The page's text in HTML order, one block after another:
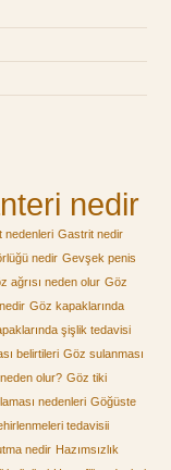
nedir
nedenleri Gastrit nedir
nedir Gevşek penis
ağrısı neden olur Göz
Göz kapaklarında
şişlik tedavisi
belirtileri Göz sulanması
olur? Göz tiki
nedenleri Göğüste
tedavisii
nedir Hazımsızlık